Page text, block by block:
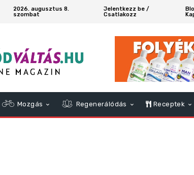
2026. augusztus 8.
szombat
Jelentkezz be /
Csatlakozz
Mozgás Regenerálódás Receptek